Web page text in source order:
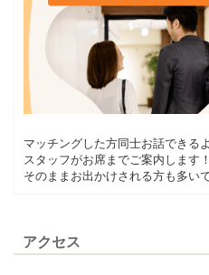
マッチングした方同士お話できる
スタッフがお席までご案内します！
そのままお出かけされる方も多い
アクセス